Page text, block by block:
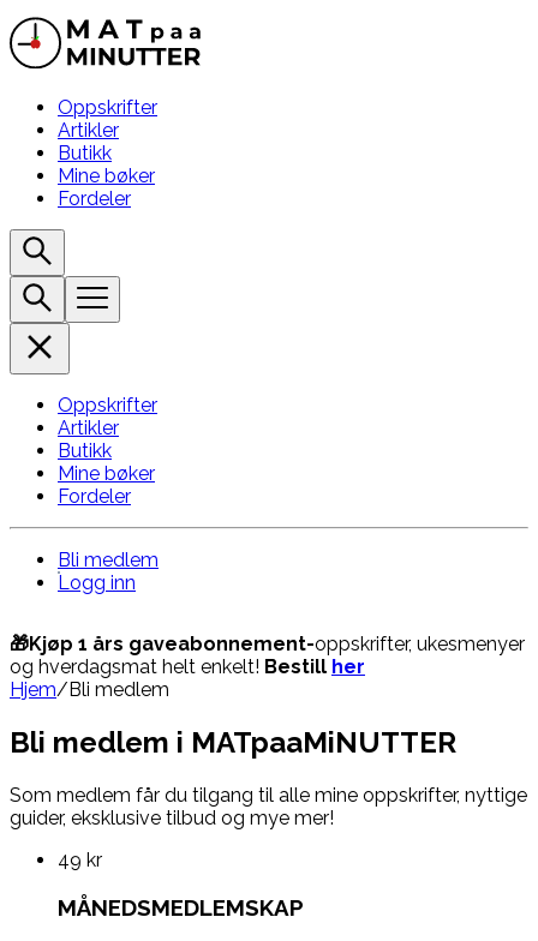
Oppskrifter
Artikler
Butikk
Mine bøker
Fordeler
Oppskrifter
Artikler
Butikk
Mine bøker
Fordeler
Bli medlem
Logg inn
🎁Kjøp 1 års gaveabonnement-oppskrifter, ukesmenyer
og hverdagsmat helt enkelt! Bestill her
Hjem/Bli medlem
Bli medlem i MATpaaMiNUTTER
Som medlem får du tilgang til alle mine oppskrifter, nyttige
guider, eksklusive tilbud og mye mer!
49 kr
MÅNEDSMEDLEMSKAP